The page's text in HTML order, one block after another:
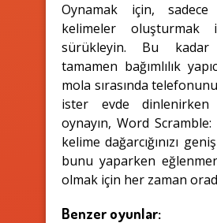
Oynamak için, sadece
kelimeler oluşturmak
sürükleyin. Bu kadar
tamamen bağımlılık
mola sırasında
ister evde dinlenirken
oynayın, Word
kelime dağarcığınızı
bunu yaparken
olmak için her zaman
Benzer oyunlar: